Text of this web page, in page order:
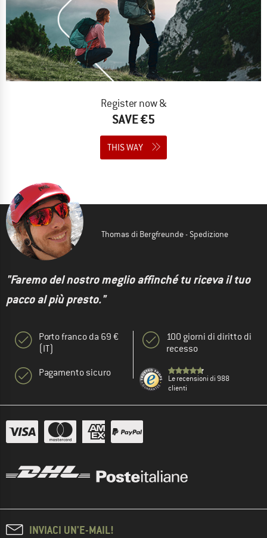
Register now &
SAVE €5
THIS WAY
Thomas di Bergfreunde - Spedizione
"Faremo del nostro meglio affinché tu riceva il tuo
pacco al più presto."
Porto franco da 69 €
(IT)
Pagamento sicuro
100 giorni di diritto di
recesso
Le recensioni di 988
clienti
INVIACI UN'E-MAIL!